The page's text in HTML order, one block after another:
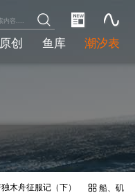
原创 鱼库 潮汐表
船、矶